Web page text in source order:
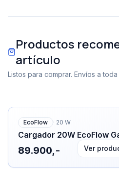
Productos
artículo
Listos para comprar. Envíos a
EcoFlow · 20 W
Cargador 20W EcoFlow
89.900,- Ver